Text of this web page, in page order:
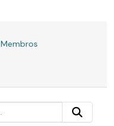
Membros